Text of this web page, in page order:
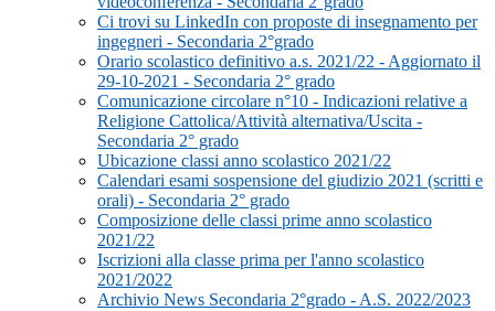
Ci trovi su LinkedIn con proposte di insegnamento per
ingegneri - Secondaria 2°grado
Orario scolastico definitivo a.s. 2021/22 - Aggiornato il
29-10-2021 - Secondaria 2° grado
Comunicazione circolare n°10 - Indicazioni relative a
Religione Cattolica/Attività alternativa/Uscita -
Secondaria 2° grado
Ubicazione classi anno scolastico 2021/22
Calendari esami sospensione del giudizio 2021 (scritti e
orali) - Secondaria 2° grado
Composizione delle classi prime anno scolastico
2021/22
Iscrizioni alla classe prima per l'anno scolastico
2021/2022
Archivio News Secondaria 2°grado - A.S. 2022/2023